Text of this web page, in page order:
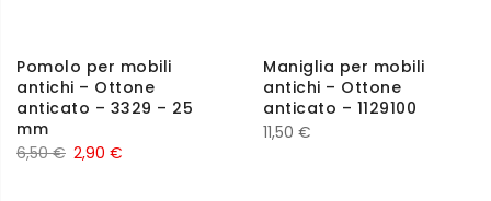
Pomolo per mobili
antichi – Ottone
anticato – 3329 – 25
mm
6,50€ 2,90 €
Maniglia per mobili
antichi – Ottone
anticato – 1129100
11,50 €